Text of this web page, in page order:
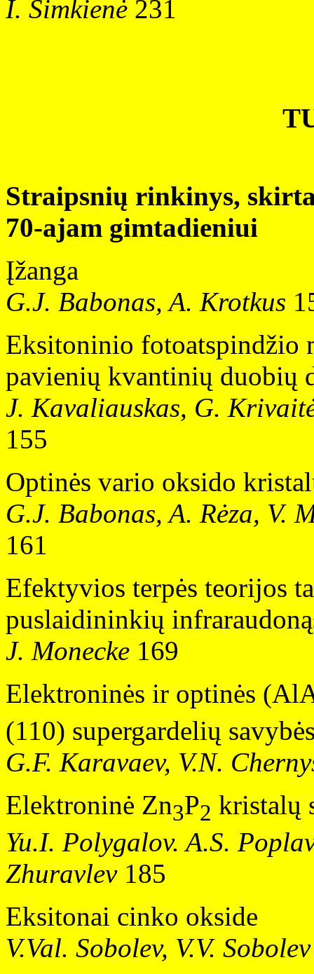
I. Šimkienė 231
Straipsnių rinkinys,
70-ajam gimtadieniui
Įžanga
G.J. Babonas, A. Krotkus
Eksitoninio fotoatspindžio
pavienių kvantinių duobių
J. Kavaliauskas, G.
155
Optinės vario oksido
G.J. Babonas, A. Rėza, V.
161
Efektyvios terpės teorijos
puslaidininkių
J. Monecke 169
Elektroninės ir optinės
(110) supergardelių
G.F. Karavaev, V.N.
Elektroninė Zn3P2 kristalų
Yu.I. Polygalov. A.S.
Zhuravlev185
Eksitonai cinko okside
V.Val. Sobolev, V.V.